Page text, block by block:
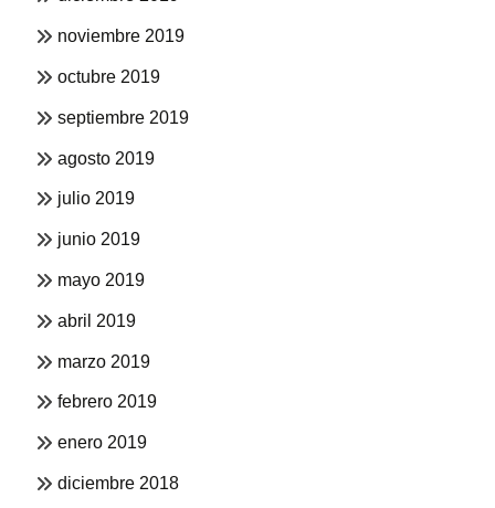
noviembre 2019
octubre 2019
septiembre 2019
agosto 2019
julio 2019
junio 2019
mayo 2019
abril 2019
marzo 2019
febrero 2019
enero 2019
diciembre 2018